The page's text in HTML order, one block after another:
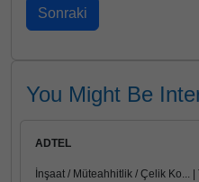
You Might Be
ADTEL
İnşaat / Müteahhitlik / Çelik Ko... |